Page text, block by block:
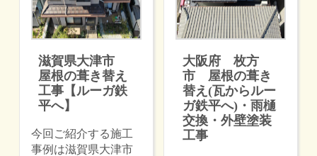
滋賀県大津市
屋根の葺き替え
工事【ルーガ鉄
平へ】
今回ご紹介する施工
事例は滋賀県大津市
大阪府 枚方
市 屋根の葺き
替え(瓦からルー
ガ鉄平へ)・雨樋
交換・外壁塗装
工事